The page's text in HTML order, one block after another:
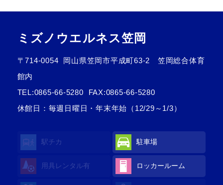
ミズノウエルネス笠岡
〒714-0054
岡山県笠岡市平成町63-2 笠岡総合体育
館内
TEL:0865-66-5280
FAX:0865-66-5280
休館日：毎週日曜日・年末年始（12/29～1/3）
駅チカ 駐車場
用具レンタル有 ロッカールーム